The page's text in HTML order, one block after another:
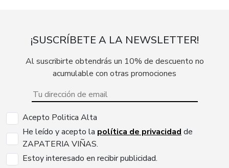
¡SUSCRÍBETE A LA NEWSLETTER!
Al suscribirte obtendrás un 10% de descuento no
acumulable con otras promociones
Acepto Politica Alta
He leído y acepto la política de privacidad de
ZAPATERIA VIÑAS.
Estoy interesado en recibir publicidad.